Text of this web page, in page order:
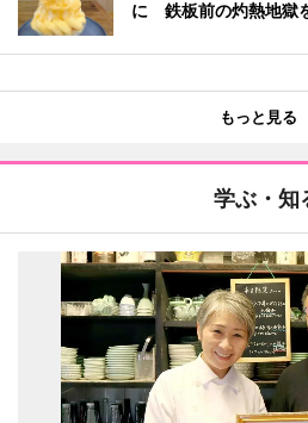
に 鉄板前の灼熱地獄
もっと見る
学ぶ・知